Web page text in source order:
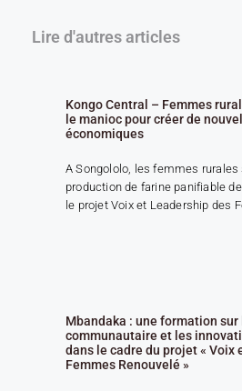
Lire d'autres articles
Kongo Central – Femmes
le manioc pour créer de
économiques
A Songololo, les femmes rurales
production de farine panifiable
le projet Voix et Leadership des
Mbandaka : une formation sur
communautaire et les
dans le cadre du projet « Voix
Femmes Renouvelé »